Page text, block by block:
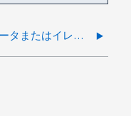
StorageGRIDノードがレプリケートデータまたはイレイジャーコーディングデータに対してゼロまたは低すぎると報告する